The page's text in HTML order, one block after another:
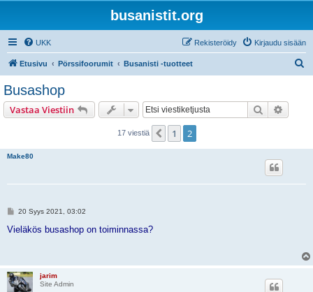
busanistit.org
UKK Kirjaudu sisään
Rekisteröidy
Etusivu Pörssifoorumit Busanisti -tuotteet
Busashop
Vastaa Viestiin Etsi
17 viestiä Edellinen
1 2
Make80
V
e
20 Syys 2021, 03:02
Vieläkös busashop on toiminnassa?
jarim
Site Admin